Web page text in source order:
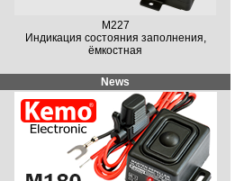
M227
Индикация состояния заполнения,
ёмкостная
News